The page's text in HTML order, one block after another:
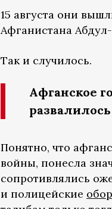
15 августа они
Афганистана
Так и случилось.
Афганское
Понятно, что
войны, понесла
сопротивлялись
и полицейские